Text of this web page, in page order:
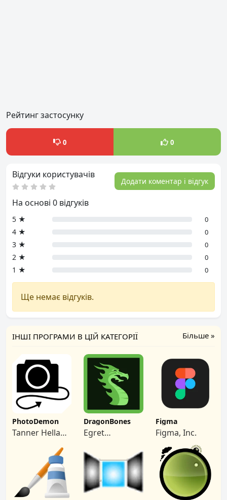
Рейтинг застосунку
0 0
Додати коментар і відгук
Відгуки користувачів
На основі 0 відгуків
5 ★ 0
4 ★ 0
3 ★ 0
2 ★ 0
1 ★ 0
Ще немає відгуків.
Більше »
ІНШІ ПРОГРАМИ В ЦІЙ КАТЕГОРІЇ
PhotoDemon
Tanner Helland
Contributors.
DragonBones
Egret
Figma
Figma, Inc.